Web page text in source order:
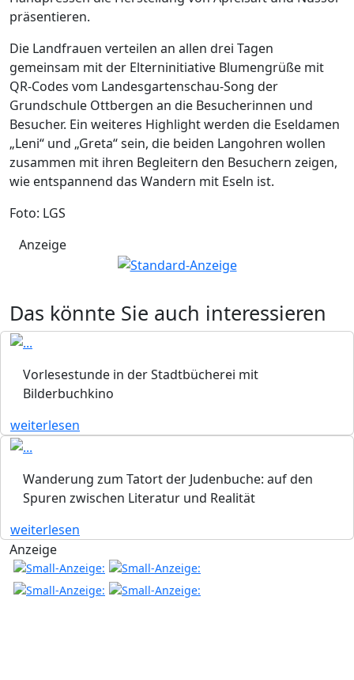
präsentieren.
Die Landfrauen verteilen an allen drei Tagen
gemeinsam mit der Elterninitiative Blumengrüße mit
QR-Codes vom Landesgartenschau-Song der
Grundschule Ottbergen an die Besucherinnen und
Besucher. Ein weiteres Highlight werden die Eseldamen
„Leni“ und „Greta“ sein, die beiden Langohren wollen
zusammen mit ihren Begleitern den Besuchern zeigen,
wie entspannend das Wandern mit Eseln ist.
Foto: LGS
Anzeige
Das könnte Sie auch interessieren
Vorlesestunde in der Stadtbücherei mit
Bilderbuchkino
weiterlesen
Wanderung zum Tatort der Judenbuche: auf den
Spuren zwischen Literatur und Realität
weiterlesen
Anzeige